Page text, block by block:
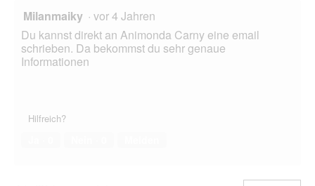
Milanmaiky · vor 4 Jahren
Du kannst direkt an Animonda Carny eine email
schrieben. Da bekommst du sehr genaue
Informationen
Hilfreich?